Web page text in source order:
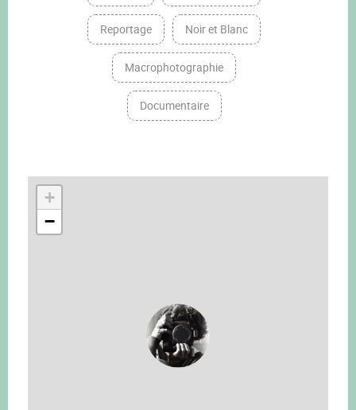
Reportage Noir et Blanc
Macrophotographie
Documentaire
+
−